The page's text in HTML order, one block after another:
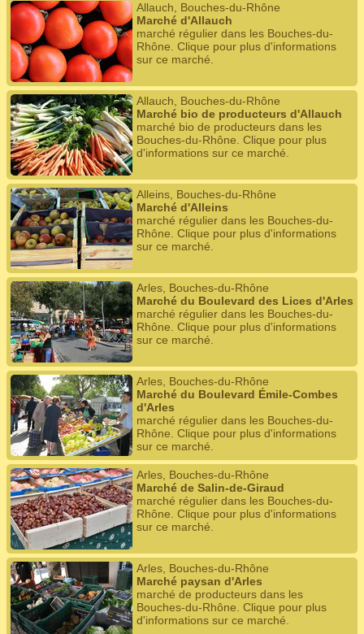
Allauch, Bouches-du-Rhône
Marché d'Allauch
marché régulier dans les Bouches-du-
Rhône. Clique pour plus d'informations
sur ce marché.
Allauch, Bouches-du-Rhône
Marché bio de producteurs d'Allauch
marché bio de producteurs dans les
Bouches-du-Rhône. Clique pour plus
d'informations sur ce marché.
Alleins, Bouches-du-Rhône
Marché d'Alleins
marché régulier dans les Bouches-du-
Rhône. Clique pour plus d'informations
sur ce marché.
Arles, Bouches-du-Rhône
Marché du Boulevard des Lices d'Arles
marché régulier dans les Bouches-du-
Rhône. Clique pour plus d'informations
sur ce marché.
Arles, Bouches-du-Rhône
Marché du Boulevard Émile-Combes
d'Arles
marché régulier dans les Bouches-du-
Rhône. Clique pour plus d'informations
sur ce marché.
Arles, Bouches-du-Rhône
Marché de Salin-de-Giraud
marché régulier dans les Bouches-du-
Rhône. Clique pour plus d'informations
sur ce marché.
Arles, Bouches-du-Rhône
Marché paysan d'Arles
marché de producteurs dans les
Bouches-du-Rhône. Clique pour plus
d'informations sur ce marché.